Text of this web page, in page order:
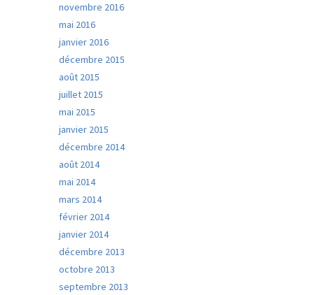
novembre 2016
mai 2016
janvier 2016
décembre 2015
août 2015
juillet 2015
mai 2015
janvier 2015
décembre 2014
août 2014
mai 2014
mars 2014
février 2014
janvier 2014
décembre 2013
octobre 2013
septembre 2013